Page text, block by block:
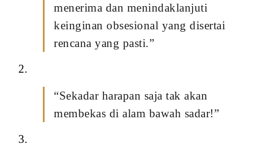
menerima dan menindaklanjuti
keinginan obsesional yang disertai
rencana yang pasti.”
2.
“Sekadar harapan saja tak akan
membekas di alam bawah sadar!”
3.